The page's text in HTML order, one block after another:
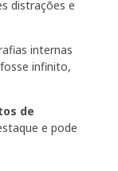
distrações e
internas
infinito,
de
e pode